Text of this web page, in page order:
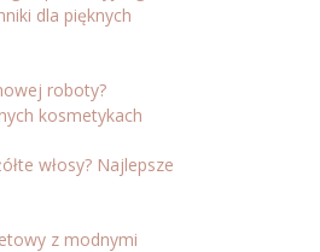
dla pięknych
roboty?
kosmetykach
włosy? Najlepsze
z modnymi